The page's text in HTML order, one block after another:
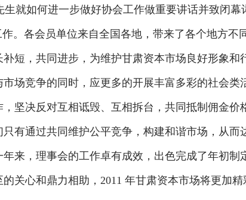
就如何进一步做好协会工作做重要讲话并致闭
。各会员单位来自全国各地，带来了各个地方
短，共同进步，为维护甘肃资本市场良好形象
场竞争的同时，应更多的开展丰富多彩的社会
坚决反对互相诋毁、互相拆台，共同抵制佣金
有通过共同维护公平竞争，构建和谐市场，从
来，理事会的工作卓有成效，出色完成了年初
关心和鼎力相助，2011 年甘肃资本市场将更加精